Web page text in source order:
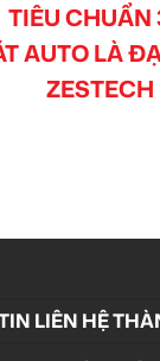
TIÊU CHUẨN
AUTO LÀ
ZESTECH
LIÊN HỆ